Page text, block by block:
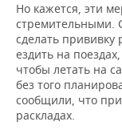
Но кажется, эти
стремительными.
сделать прививку
ездить на
чтобы летать на
без того
сообщили, что
раскладах.